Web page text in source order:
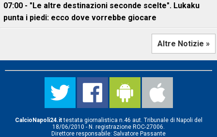
07:00 - "Le altre destinazioni seconde scelte". Lukaku
punta i piedi: ecco dove vorrebbe giocare
Altre Notizie »
CalcioNapoli24.ittestata giornalistica n.46 aut. Tribunale di Napoli del
18/06/2010 - N. registrazione ROC-27006.
Direttore responsabile: Salvatore Passante